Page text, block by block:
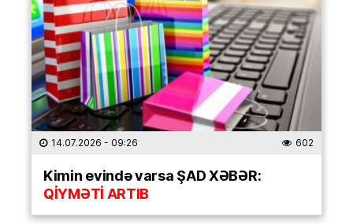
14.07.2026 - 09:26 602
Kimin evində varsa ŞAD XƏBƏR:
QİYMƏTİ ARTIB